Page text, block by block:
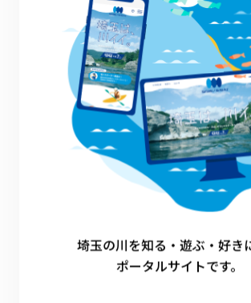
2026.6.7(日) 9:45~12:00
倉松川探検ウォーク、身近な水環境の
埼玉の川を知る・遊ぶ・好き
ポータルサイトです。